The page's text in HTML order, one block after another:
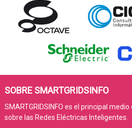
SOBRE SMARTGRIDSINFO
SMARTGRIDSINFO es el principal
sobre las Redes Eléctricas Inteligentes.